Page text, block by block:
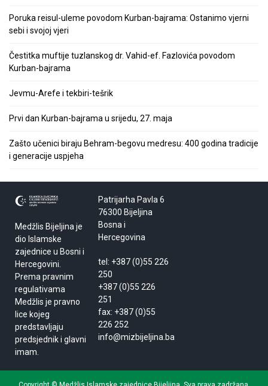
Poruka reisul-uleme povodom Kurban-bajrama: Ostanimo vjerni
sebi i svojoj vjeri
Čestitka muftije tuzlanskog dr. Vahid-ef. Fazlovića povodom
Kurban-bajrama
Jevmu-Arefe i tekbiri-tešrik
Prvi dan Kurban-bajrama u srijedu, 27. maja
Zašto učenici biraju Behram-begovu medresu: 400 godina tradicije
i generacije uspjeha
Medžlis Bijeljina je
dio Islamske
zajednice u Bosni i
Hercegovini.
Prema pravnim
regulativama
Medžlis je pravno
lice kojeg
predstavljaju
predsjednik i glavni
imam.
Patrijarha Pavla 6
76300 Bijeljina
Bosna i
Hercegovina
tel: +387 (0)55 226
250
+387 (0)55 226
251
fax: +387 (0)55
226 252
info@mizbijeljina.ba